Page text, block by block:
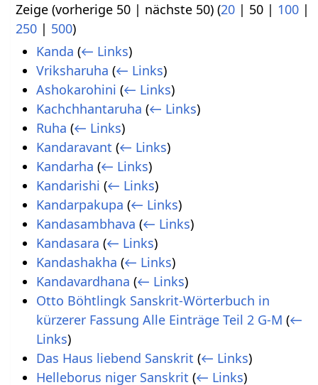
Zeige (vorherige 50 | nächste 50) (20 | 50 | 100 |
250 | 500)
Kanda (← Links)
Vriksharuha (← Links)
Ashokarohini (← Links)
Kachchhantaruha (← Links)
Ruha (← Links)
Kandaravant (← Links)
Kandarha (← Links)
Kandarishi (← Links)
Kandarpakupa (← Links)
Kandasambhava (← Links)
Kandasara (← Links)
Kandashakha (← Links)
Kandavardhana (← Links)
Otto Böhtlingk Sanskrit-Wörterbuch in
kürzerer Fassung Alle Einträge Teil 2 G-M (←
Links)
Das Haus liebend Sanskrit (← Links)
Helleborus niger Sanskrit (← Links)